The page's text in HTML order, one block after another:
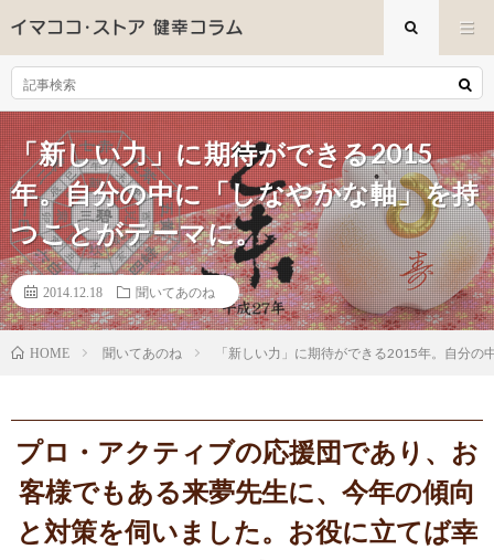
「新しい力」に期待ができる2015
年。自分の中に「しなやかな軸」を持
つことがテーマに。
2014.12.18 聞いてあのね
HOME 聞いてあのね 「新しい力」に期待ができる2015年。自分
プロ・アクティブの応援団であり、お
客様でもある来夢先生に、今年の傾向
と対策を伺いました。お役に立てば幸